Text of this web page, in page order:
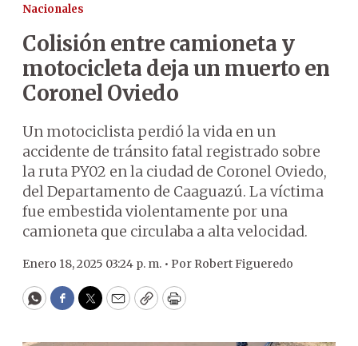
Nacionales
Colisión entre camioneta y
motocicleta deja un muerto en
Coronel Oviedo
Un motociclista perdió la vida en un
accidente de tránsito fatal registrado sobre
la ruta PY02 en la ciudad de Coronel Oviedo,
del Departamento de Caaguazú. La víctima
fue embestida violentamente por una
camioneta que circulaba a alta velocidad.
Enero 18, 2025 03:24 p. m. • Por Robert Figueredo
WhatsApp
Facebook
Twitter
EmailCopyPrint